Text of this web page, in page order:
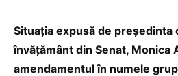
Situația expusă de președinta
învățământ din Senat, Monica
amendamentul în numele